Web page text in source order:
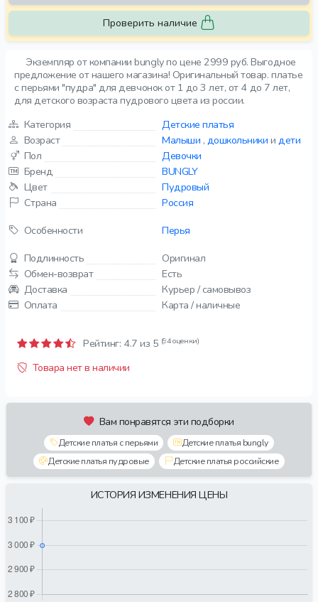
Экземпляр от компании bungly по цене 2999 руб. Выгодное
предложение от нашего магазина! Оригинальный товар. платье
с перьями "пудра" для девчонок от 1 до 3 лет, от 4 до 7 лет,
для детского возраста пудрового цвета из россии.
Категория
Детские платья
Возраст
Малыши , дошкольники и дети
Пол
Девочки
Бренд
BUNGLY
Цвет
Пудровый
Страна
Россия
Особенности
Перья
Подлинность
Оригинал
Обмен-возврат
Есть
Доставка
Курьер / самовывоз
Оплата
Карта / наличные
Рейтинг: 4.7 из 5 (94 оценки)
Товара нет в наличии
Вам понравятся эти подборки
Детские платья с перьями
Детские платья bungly
Детские платья пудровые
Детские платья российские
ИСТОРИЯ ИЗМЕНЕНИЯ ЦЕНЫ
Проверить наличие